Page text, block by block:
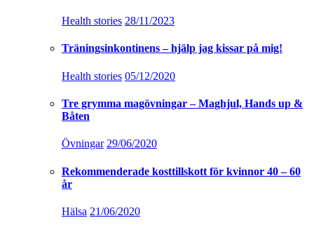
Health stories 28/11/2023
Träningsinkontinens – hjälp jag kissar på mig!
Health stories 05/12/2020
Tre grymma magövningar – Maghjul, Hands up &
Båten
Övningar 29/06/2020
Rekommenderade kosttillskott för kvinnor 40 – 60
år
Hälsa 21/06/2020